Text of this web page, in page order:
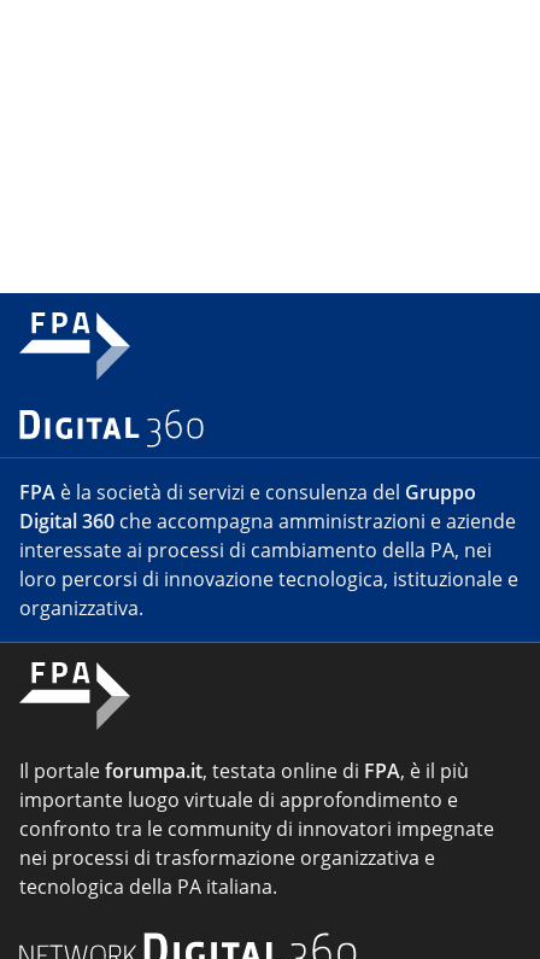
FPA è la società di servizi e consulenza del Gruppo
Digital 360 che accompagna amministrazioni e aziende
interessate ai processi di cambiamento della PA, nei
loro percorsi di innovazione tecnologica, istituzionale e
organizzativa.
Il portaleforumpa.it, testata online di FPA, è il più
importante luogo virtuale di approfondimento e
confronto tra le community di innovatori impegnate
nei processi di trasformazione organizzativa e
tecnologica della PA italiana.